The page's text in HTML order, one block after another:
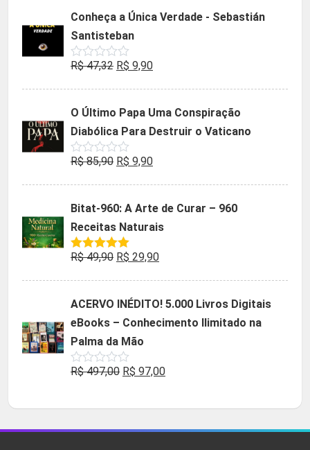
era:
R$ 35,90.
é:
Conheça a Única Verdade - Sebastián
Santisteban
Avaliação
de
R$47,32 O
era:
R$ 47,32.
R$ 9,90O
é:
R$ 9,90.
O Último Papa Uma Conspiração
Diabólica Para Destruir o Vaticano
Avaliação
de
R$85,90 O
era:
R$ 85,90.
R$ 9,90O
é:
R$ 9,90.
Bitat-960: A Arte de Curar – 960
Receitas Naturais
Avaliação
R$49,90 O
era:
R$ 49,90.
R$ 29,90O
é:
R$ 29,90.
ACERVO INÉDITO! 5.000 Livros Digitais
eBooks – Conhecimento Ilimitado na
Palma da Mão
Avaliação
5
R$497,00 O
original
era:
R$ 97,00O
atual
é: